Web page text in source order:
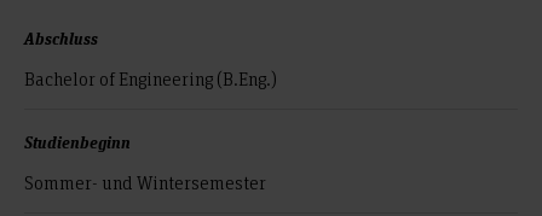
Abschluss
Bachelor of Engineering (B.Eng.)
Studienbeginn
Sommer- und Wintersemester